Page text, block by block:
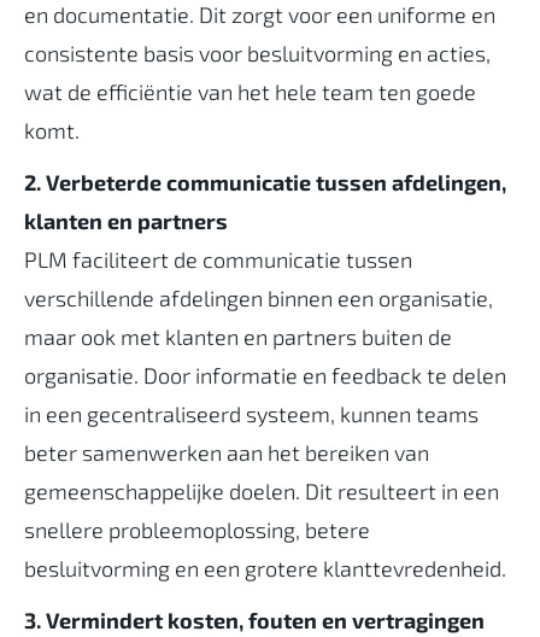
en documentatie. Dit zorgt voor een uniforme en
consistente basis voor besluitvorming en acties,
wat de efficiëntie van het hele team ten goede
komt.
2. Verbeterde communicatie tussen afdelingen,
klanten en partners
PLM faciliteert de communicatie tussen
verschillende afdelingen binnen een organisatie,
maar ook met klanten en partners buiten de
organisatie. Door informatie en feedback te delen
in een gecentraliseerd systeem, kunnen teams
beter samenwerken aan het bereiken van
gemeenschappelijke doelen. Dit resulteert in een
snellere probleemoplossing, betere
besluitvorming en een grotere klanttevredenheid.
3. Vermindert kosten, fouten en vertragingen